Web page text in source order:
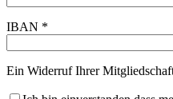
IBAN *
Ein Widerruf Ihrer